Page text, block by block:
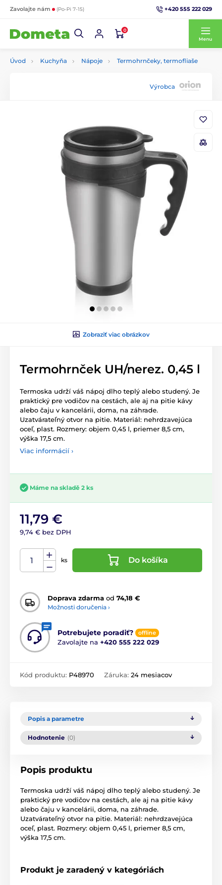
Zavolajte nám (Po-Pi 7-15) +420 555 222 029
0
Menu
Úvod Kuchyňa Nápoje Termohrnčeky, termofliaše
Výrobca
Zobraziť viac obrázkov
Termohrnček UH/nerez. 0,45 l
Termoska udrží váš nápoj dlho teplý alebo studený. Je
praktický pre vodičov na cestách, ale aj na pitie kávy
alebo čaju v kancelárii, doma, na záhrade.
Uzatvárateľný otvor na pitie. Materiál: nehrdzavejúca
oceľ, plast. Rozmery: objem 0,45 l, priemer 8,5 cm,
výška 17,5 cm.
Viac informácií ›
Máme na skladě 2 ks
11,79 €
9,74 € bez DPH
ks Do košíka
Doprava zdarma od 74,18 €
Možnosti doručenia ›
Potrebujete poradiť? offline
Zavolajte na +420 555 222 029
Kód produktu: P48970 Záruka: 24 mesiacov
Popis a parametre
Hodnotenie (0)
Popis produktu
Termoska udrží váš nápoj dlho teplý alebo studený. Je
praktický pre vodičov na cestách, ale aj na pitie kávy
alebo čaju v kancelárii, doma, na záhrade.
Uzatvárateľný otvor na pitie. Materiál: nehrdzavejúca
oceľ, plast. Rozmery: objem 0,45 l, priemer 8,5 cm,
výška 17,5 cm.
Produkt je zaradený v kategóriách